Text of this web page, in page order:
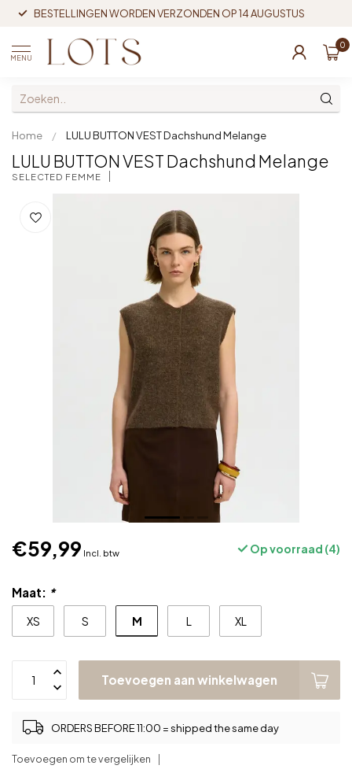
BESTELLINGEN WORDEN VERZONDEN OP 14 AUGUSTUS
MENU
0
Home / LULU BUTTON VEST Dachshund Melange
LULU BUTTON VEST Dachshund Melange
SELECTED FEMME
€59,99 Incl. btw Op voorraad (4)
Maat: *
XS S M L XL
Toevoegen aan winkelwagen
ORDERS BEFORE 11:00 = shipped the same day
Toevoegen om te vergelijken